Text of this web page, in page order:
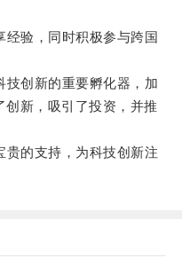
验，同时积极参与跨国
创新的重要孵化器，加
新，吸引了投资，并推
的支持，为科技创新注